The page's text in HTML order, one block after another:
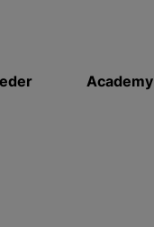
Academy